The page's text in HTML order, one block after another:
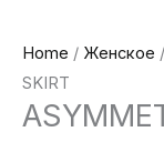
Home / Женское /
SKIRT